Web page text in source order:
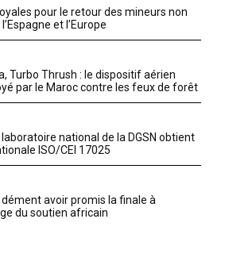
pour le retour des mineurs non
et l’Europe
Turbo Thrush : le dispositif aérien
par le Maroc contre les feux de forêt
national de la DGSN obtient
ISO/CEI 17025
dément avoir promis la finale à
du soutien africain